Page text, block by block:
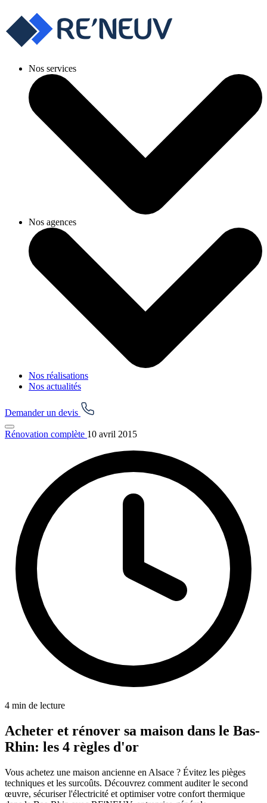
Nos services
Nos agences
Nos réalisations
Nos actualités
Demander un devis
Rénovation complète 10 avril 2015
4 min de lecture
Acheter et rénover sa maison dans le Bas-
Rhin: les 4 règles d'or
Vous achetez une maison ancienne en Alsace ? Évitez les pièges
techniques et les surcoûts. Découvrez comment auditer le second
œuvre, sécuriser l'électricité et optimiser votre confort thermique